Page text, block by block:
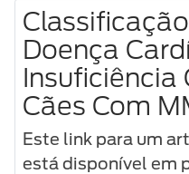
Doença
Insuficiência
Cães Com
Este link para um
está disponível em